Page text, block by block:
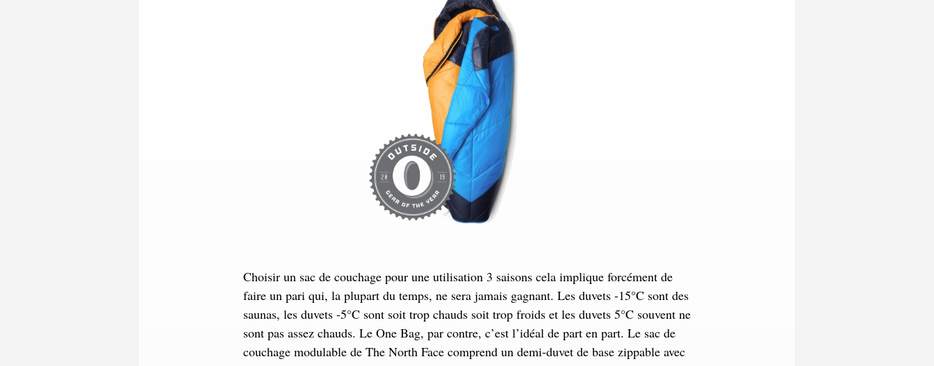
Choisir un sac de couchage pour une utilisation 3 saisons cela implique forcément de
faire un pari qui, la plupart du temps, ne sera jamais gagnant. Les duvets -15°C sont des
saunas, les duvets -5°C sont soit trop chauds soit trop froids et les duvets 5°C souvent ne
sont pas assez chauds. Le One Bag, par contre, c’est l’idéal de part en part. Le sac de
couchage modulable de The North Face comprend un demi-duvet de base zippable avec